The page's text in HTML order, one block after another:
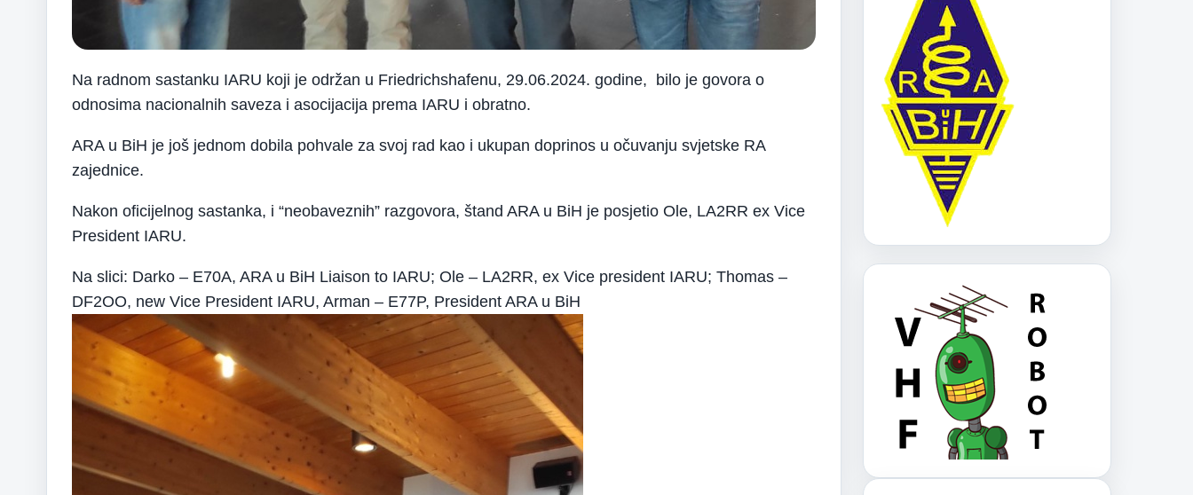
Na radnom sastanku IARU koji je održan u Friedrichshafenu, 29.06.2024. godine, bilo je govora o
odnosima nacionalnih saveza i asocijacija prema IARU i obratno.
ARA u BiH je još jednom dobila pohvale za svoj rad kao i ukupan doprinos u očuvanju svjetske RA
zajednice.
Nakon oficijelnog sastanka, i “neobaveznih” razgovora, štand ARA u BiH je posjetio Ole, LA2RR ex Vice
President IARU.
Na slici: Darko – E70A, ARA u BiH Liaison to IARU; Ole – LA2RR, ex Vice president IARU; Thomas –
DF2OO, new Vice President IARU, Arman – E77P, President ARA u BiH